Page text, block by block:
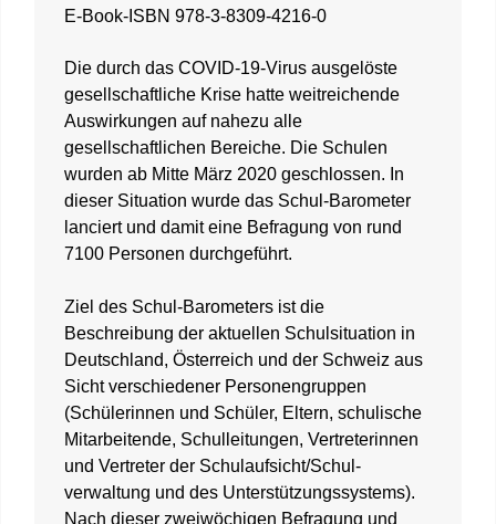
E-Book-ISBN 978-3-8309-4216-0
Die durch das COVID-19-Virus ausgelöste
gesellschaftliche Krise hatte weitreichende
Auswirkungen auf nahezu alle
gesellschaftlichen Bereiche. Die Schulen
wurden ab Mitte März 2020 geschlossen. In
dieser Situation wurde das Schul-Barometer
lanciert und damit eine Befragung von rund
7100 Personen durchgeführt.
Ziel des Schul-Barometers ist die
Beschreibung der aktuellen Schulsituation in
Deutschland, Österreich und der Schweiz aus
Sicht verschiedener Personengruppen
(Schülerinnen und Schüler, Eltern, schulische
Mitarbeitende, Schulleitungen, Vertreterinnen
und Vertreter der Schulaufsicht/Schul­
verwaltung und des Unterstützungssystems).
Nach dieser zweiwöchigen Befragung und